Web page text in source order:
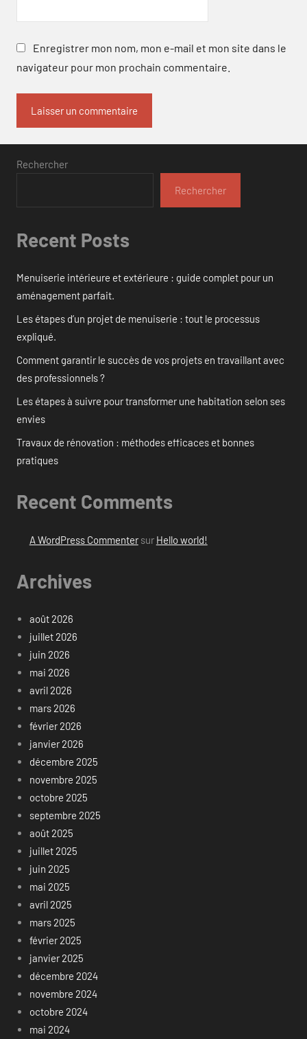
Enregistrer mon nom, mon e-mail et mon site dans le
navigateur pour mon prochain commentaire.
Rechercher
Rechercher
Recent Posts
Menuiserie intérieure et extérieure : guide complet pour un
aménagement parfait.
Les étapes d’un projet de menuiserie : tout le processus
expliqué.
Comment garantir le succès de vos projets en travaillant avec
des professionnels ?
Les étapes à suivre pour transformer une habitation selon ses
envies
Travaux de rénovation : méthodes efficaces et bonnes
pratiques
Recent Comments
A WordPress Commentersur Hello world!
Archives
août 2026
juillet 2026
juin 2026
mai 2026
avril 2026
mars 2026
février 2026
janvier 2026
décembre 2025
novembre 2025
octobre 2025
septembre 2025
août 2025
juillet 2025
juin 2025
mai 2025
avril 2025
mars 2025
février 2025
janvier 2025
décembre 2024
novembre 2024
octobre 2024
mai 2024